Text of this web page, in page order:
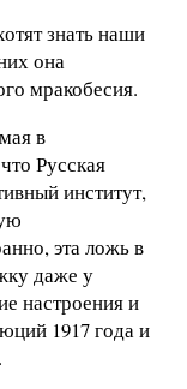
знать наши
она
мракобесия.
в
Русская
институт,
эта ложь в
даже у
настроения и
1917 года и